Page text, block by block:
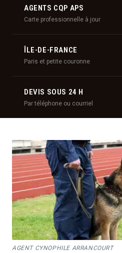
AGENTS CQP APS
Carte professionnelle à jour
ÎLE-DE-FRANCE
Paris et petite couronne
DEVIS SOUS 24 H
Par téléphone ou courriel
AGENT CYNOPHILE ARRANCOURT